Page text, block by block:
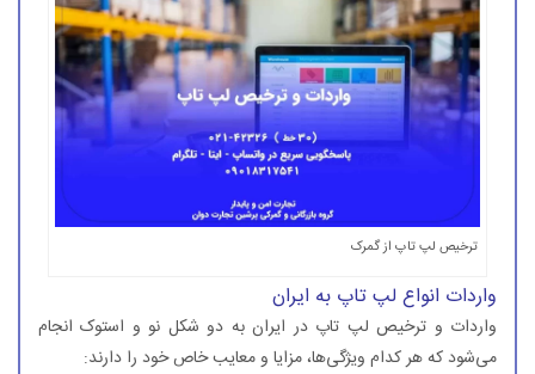
ترخیص لپ تاپ از گمرک
واردات انواع لپ تاپ به ایران
واردات و ترخیص لپ ‌تاپ در ایران به دو شکل نو و استوک انجام
می‌شود که هر کدام ویژگی‌ها، مزایا و معایب خاص خود را دارند: